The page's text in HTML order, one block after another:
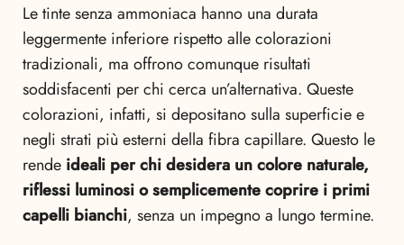
Le tinte senza ammoniaca hanno una durata
leggermente inferiore rispetto alle colorazioni
tradizionali, ma offrono comunque risultati
soddisfacenti per chi cerca un’alternativa. Queste
colorazioni, infatti, si depositano sulla superficie e
negli strati più esterni della fibra capillare. Questo le
rende ideali per chi desidera un colore naturale,
riflessi luminosi o semplicemente coprire i primi
capelli bianchi, senza un impegno a lungo termine.